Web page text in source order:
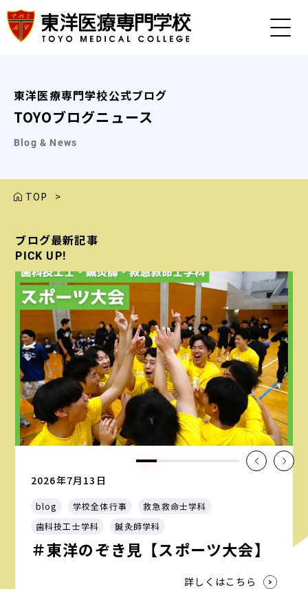
東洋医療専門学校公式ブログ
TOYOブログニュース
Blog & News
TOP >
ブログ最新記事
PICK UP!
2026年7月13日
blog 学校全体行事
救急救命士学科
歯科技工士学科
鍼灸師学科
＃東洋のぞき見【スポーツ大会】
詳しくはこちら
ブログ最新記事
PICK UP!
ブログ最新記事
PICK UP!
ブログ最新記事
PICK UP!
ブログ最新記事
PICK UP!